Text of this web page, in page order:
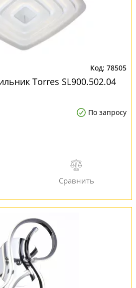
78505
Torres SL900.502.04
По запросу